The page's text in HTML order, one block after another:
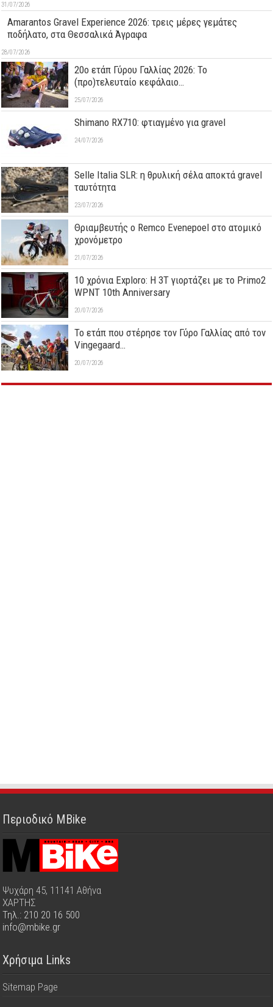
31/07/2026
Amarantos Gravel Experience 2026: τρεις μέρες γεμάτες
ποδήλατο, στα Θεσσαλικά Άγραφα
28/07/2026
20ο ετάπ Γύρου Γαλλίας 2026: Το
(προ)τελευταίο κεφάλαιο…
25/07/2026
Shimano RX710: φτιαγμένο για gravel
24/07/2026
Selle Italia SLR: η θρυλική σέλα αποκτά gravel
ταυτότητα
23/07/2026
Θριαμβευτής ο Remco Evenepoel στο ατομικό
χρονόμετρο
21/07/2026
10 χρόνια Exploro: Η 3T γιορτάζει με το Primo2
WPNT 10th Anniversary
20/07/2026
Το ετάπ που στέρησε τον Γύρο Γαλλίας από τον
Vingegaard…
20/07/2026
Περιοδικό MBike
Ψυχάρη 45, 11141 Αθήνα
ΧΑΡΤΗΣ
Τηλ.: 210 20 16 500
info@mbike.gr
Χρήσιμα Links
Sitemap Page